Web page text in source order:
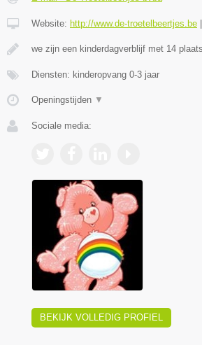
Website: http://www.de-troetelbeertjes.be
we zijn een kinderdagverblijf met 14
Diensten: kinderopvang 0-3 jaar
Openingstijden ▼
Sociale media:
BEKIJK VOLLEDIG PROFIEL